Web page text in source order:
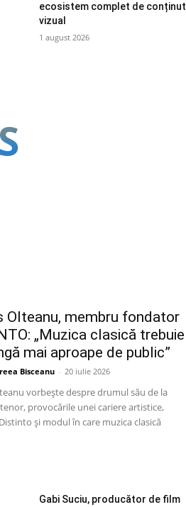
ecosistem complet de conținut
vizual
1 august 2026
Olteanu, membru fondator
„Muzica clasică trebuie
mai aproape de public”
Bisceanu - 20 iulie 2026
vorbește despre drumul său de la
provocările unei cariere artistice,
și modul în care muzica clasică
Gabi Suciu, producător de film